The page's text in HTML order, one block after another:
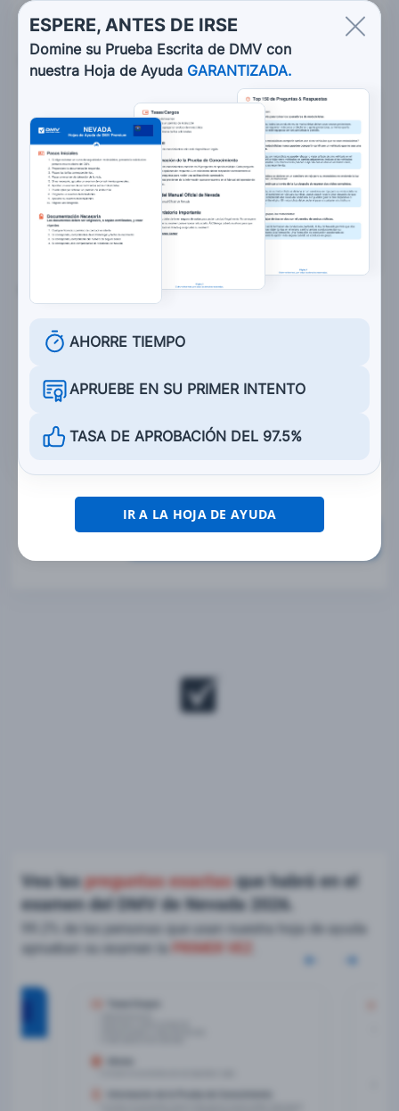
5. Una rueda trasera patinando:
Elimina la habilidad de cambiar de dirección
Regularmente se corrige por si sola
Es solamente una preocupación cuando la
rueda delantera patina al mismo tiempo
6. Un examen minucioso de la motocicleta:
No debe hacerse antes de conducir
Debe hacerse sólo después de conducir
Puede ayudar a identificar un defecto
mecánico o una falla en el equipo
Calificar esta sección
Vea laspreguntas exactasque habrá en el
examen del DMV de Nevada 2026.
99.2% de las personas que usan nuestra hoja de ayuda
aprueban su examen la
PRIMER VEZ
ESPERE, ANTES DE IRSE
Domine su Prueba Escrita de DMV con
nuestra Hoja de Ayuda GARANTIZADA.
AHORRE TIEMPO
APRUEBE EN SU PRIMER INTENTO
TASA DE APROBACIÓN DEL 97.5%
IR A LA HOJA DE AYUDA